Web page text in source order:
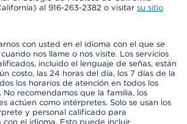
al 916-263-2382 o visitar su sitio
con usted en el idioma con el que se
nos llame o nos visite. Los servicios
incluido el lenguaje de señas, están
costo, las 24 horas del día, los 7 días de la
los horarios de atención en todos los
recomendamos que la familia, los
actúen como intérpretes. Solo se usan los
y personal calificado para
el idioma. Esto puede incluir